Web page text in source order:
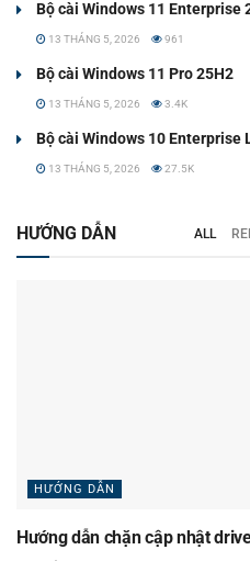
Bộ cài Windows 11 Enterprise
13 THÁNG 5, 2026 961
Bộ cài Windows 11 Pro 25H2
13 THÁNG 5, 2026 3.4K
Bộ cài Windows 10 Enterprise
13 THÁNG 5, 2026 27.5K
HƯỚNG DẪN ALL
HƯỚNG DẪN
Hướng dẫn chặn cập nhật